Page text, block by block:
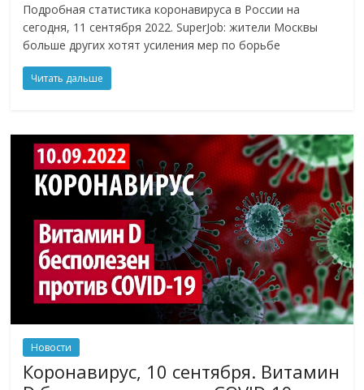
Подробная статистика коронавируса в России на
сегодня, 11 сентября 2022. SuperJob: жители Москвы
больше других хотят усиления мер по борьбе
Читать дальше
Новости
Коронавирус, 10 сентября. Витамин